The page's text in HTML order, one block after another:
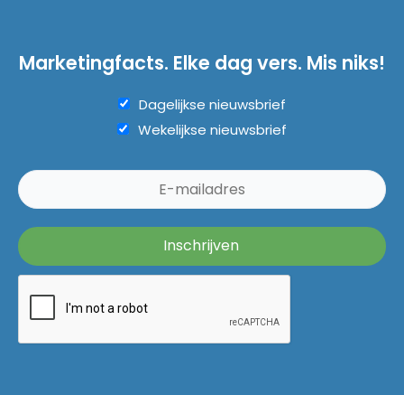
Marketingfacts. Elke dag vers. Mis niks!
Dagelijkse nieuwsbrief
Wekelijkse nieuwsbrief